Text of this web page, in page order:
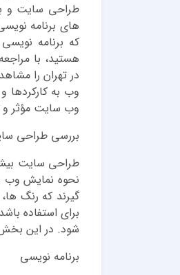
طراحی سایت و
های برنامه
که برنامه
هستید، با
در تهران را
وب به کارکردها
وب سایت مؤثر و
بررسی طراحی
نحوه نمایش وب
گیرند که رنگ
برای استفاده
شود. در این
برنامه نویسی